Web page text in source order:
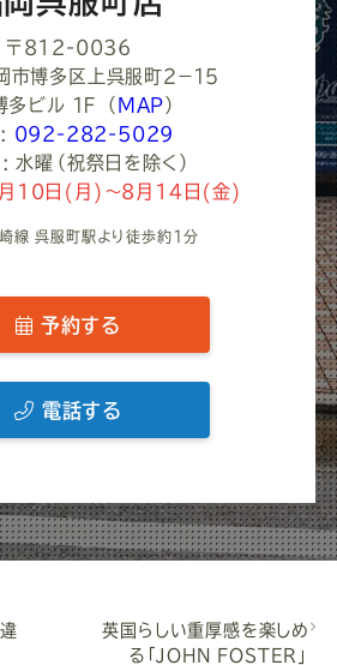
〒812-0036
市博多区上呉服町２−１５
多ビル １Ｆ
（ MAP ）
092-282-5029
水曜（祝祭日を除く）
月10日(月)～8月14日(金)
線 呉服町駅より徒歩約1分
予約する
電話する
英国らしい重厚感を楽しめ
る「JOHN FOSTER」